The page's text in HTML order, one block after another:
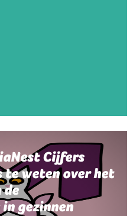
Cijfers
te weten over het
de
gezinnen